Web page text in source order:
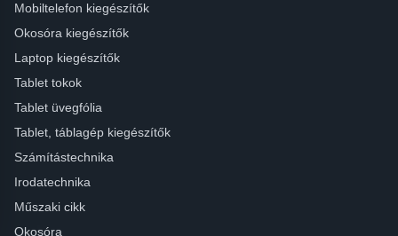
Mobiltelefon kiegészítők
Okosóra kiegészítők
Laptop kiegészítők
Tablet tokok
Tablet üvegfólia
Tablet, táblagép kiegészítők
Számítástechnika
Irodatechnika
Műszaki cikk
Okosóra